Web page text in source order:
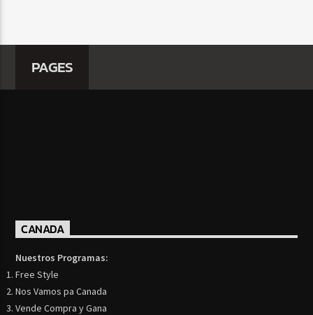
PAGES
CANADA
Nuestros Programas:
Free Style
Nos Vamos pa Canada
Vende Compra y Gana